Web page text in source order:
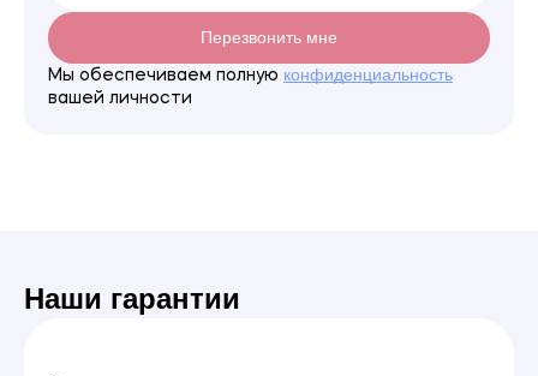
Перезвонить мне
Мы обеспечиваем полную конфиденциальность
вашей личности
Наши гарантии